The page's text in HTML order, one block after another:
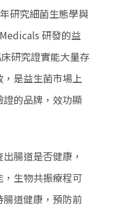
研究細菌生態學與
研發的益
研究證實能大量存
是益生菌市場上
的品牌，效功顯
腸道是否健康，
生物共振療程可
道健康，預防前